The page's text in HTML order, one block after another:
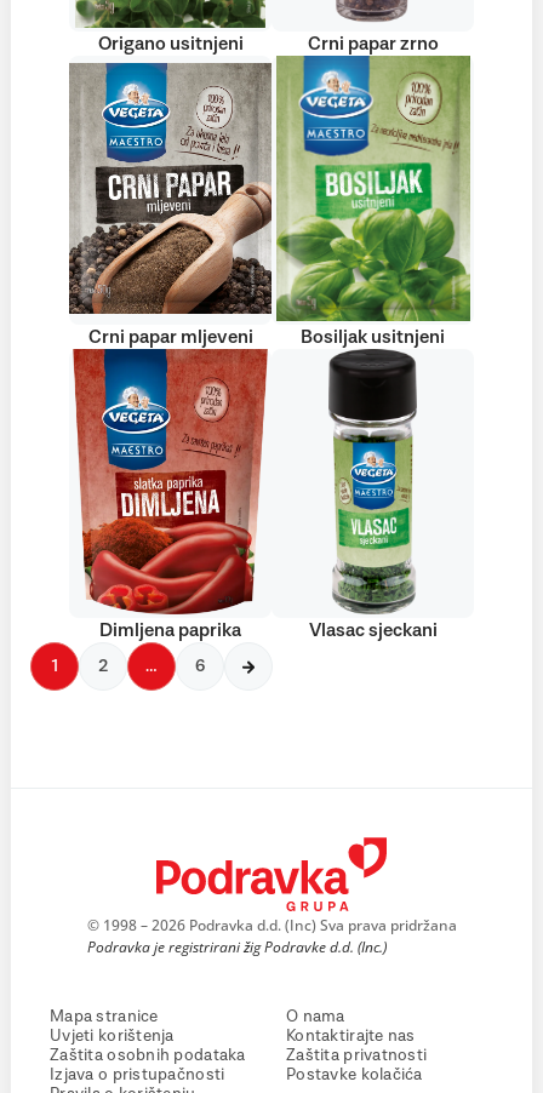
Origano usitnjeni Crni papar zrno
Crni papar mljeveni Bosiljak usitnjeni
Dimljena paprika Vlasac sjeckani
1 2 … 6
© 1998 – 2026 Podravka d.d. (Inc) Sva prava pridržana
Podravka je registrirani žig Podravke d.d. (Inc.)
Mapa stranice
Uvjeti korištenja
Zaštita osobnih podataka
Izjava o pristupačnosti
O nama
Kontaktirajte nas
Zaštita privatnosti
Postavke kolačića